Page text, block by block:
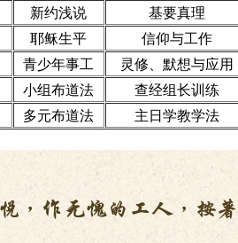
新约浅说 基要真理
耶稣生平 信仰与工作
青少年事工 灵修、默想与应用
小组布道法 查经组长训练
多元布道法 主日学教学法